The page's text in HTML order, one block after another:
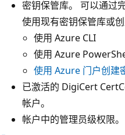
密钥保管库。 可以通过
使用现有密钥保管库或创
使用 Azure CLI
使用 Azure
使用 Azure 门户创建
已激活的 DigiCert
帐户。
帐户中的管理员级权限。